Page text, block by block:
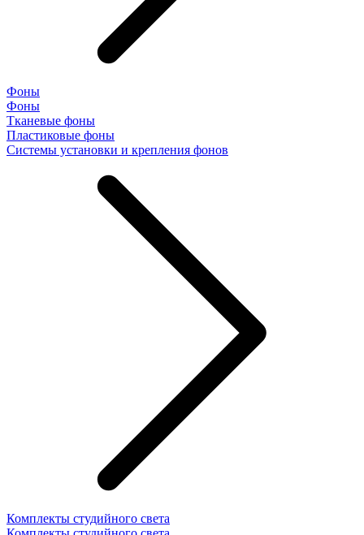
Фоны
Фоны
Тканевые фоны
Пластиковые фоны
Системы установки и крепления фонов
Комплекты студийного света